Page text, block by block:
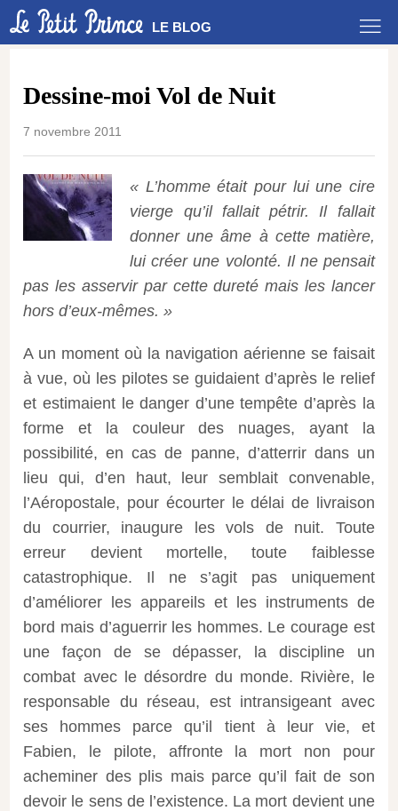
LE BLOG
Dessine-moi Vol de Nuit
7 novembre 2011
« L’homme était pour lui une cire
vierge qu’il fallait pétrir. Il fallait
donner une âme à cette matière,
lui créer une volonté. Il ne pensait
pas les asservir par cette dureté mais les lancer
hors d’eux-mêmes. »
A un moment où la navigation aérienne se faisait
à vue, où les pilotes se guidaient d’après le relief
et estimaient le danger d’une tempête d’après la
forme et la couleur des nuages, ayant la
possibilité, en cas de panne, d’atterrir dans un
lieu qui, d’en haut, leur semblait convenable,
l’Aéropostale, pour écourter le délai de livraison
du courrier, inaugure les vols de nuit. Toute
erreur devient mortelle, toute faiblesse
catastrophique. Il ne s’agit pas uniquement
d’améliorer les appareils et les instruments de
bord mais d’aguerrir les hommes. Le courage est
une façon de se dépasser, la discipline un
combat avec le désordre du monde. Rivière, le
responsable du réseau, est intransigeant avec
ses hommes parce qu’il tient à leur vie, et
Fabien, le pilote, affronte la mort non pour
acheminer des plis mais parce qu’il fait de son
devoir le sens de l’existence. La mort devient une